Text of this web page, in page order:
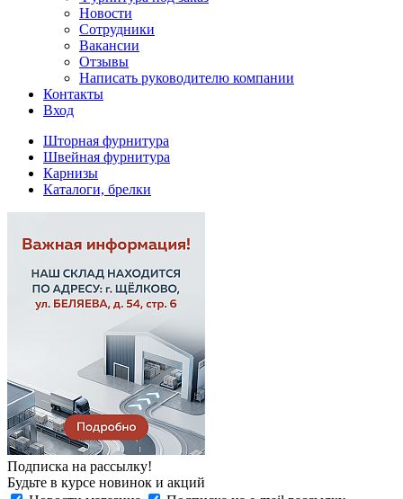
Новости
Сотрудники
Вакансии
Отзывы
Написать руководителю компании
Контакты
Вход
Шторная фурнитура
Швейная фурнитура
Карнизы
Каталоги, брелки
Подписка на рассылку!
Будьте в курсе новинок и акций